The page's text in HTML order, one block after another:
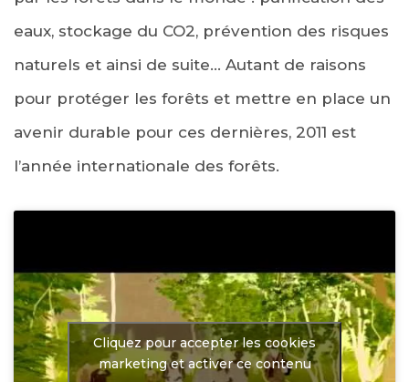
eaux, stockage du CO2, prévention des risques
naturels et ainsi de suite… Autant de raisons
pour protéger les forêts et mettre en place un
avenir durable pour ces dernières, 2011 est
l’année internationale des forêts.
Cliquez pour accepter les cookies
marketing et activer ce contenu